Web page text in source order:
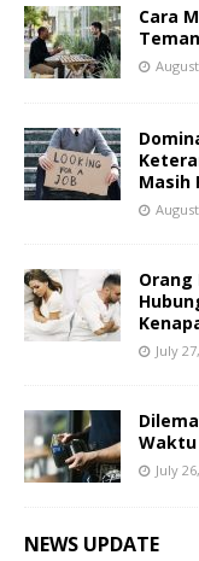
Cara
Masih
July
Waktu
July
NEWS UPDATE